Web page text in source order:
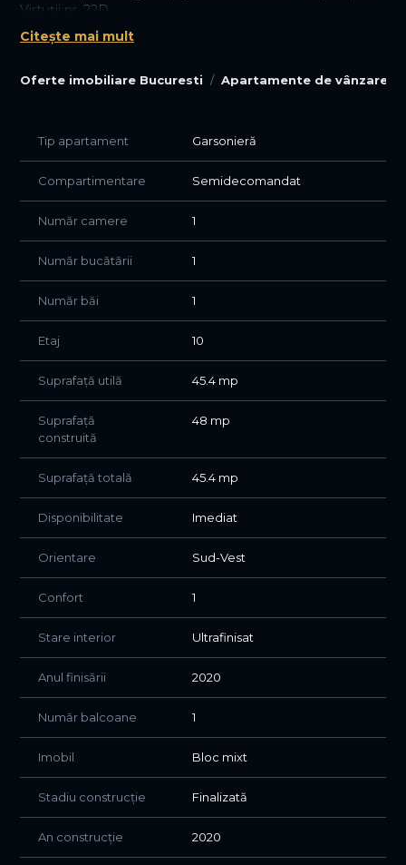
Oferte imobiliare Bucuresti Apartamente de vânzare
Virtuții nr. 22D.
Poziționarea este excelentă: la doar câteva minute de
metrou Semănătoarea, cu acces facil către parc, lac,
Garsoniera dispune de 45 mp suprafață totală, o
compartimentare eficientă, și un balcon deschis de 3 mp,
ideal pentru momente de relaxare cu o priveliște de vis.
electrocasnice premium și mobilier realizat pe comandă
pentru confort, funcționalitate și estetică.
Amenajarea îmbină culorile naționale într-un stil fresh și
tineresc, oferind o energie pozitivă încă de la intrare. Este
alegerea perfectă pentru un/o student/ă, un/o angajat/ă
cu program activ sau un cuplu care își dorește un cămin
modern, luminos și aproape de tot ce contează.
vizionări, vă stăm cu drag la dispoziție!
Citește mai mult
Tip apartament Garsonieră
Compartimentare Semidecomandat
Număr camere 1
Număr bucătării 1
Număr băi 1
Etaj 10
Suprafață utilă 45.4 mp
Suprafață
construită
48 mp
Suprafață totală 45.4 mp
Disponibilitate Imediat
Orientare Sud-Vest
Confort 1
Stare interior Ultrafinisat
Anul finisării 2020
Număr balcoane 1
Imobil Bloc mixt
Stadiu construcție Finalizată
An construcție 2020